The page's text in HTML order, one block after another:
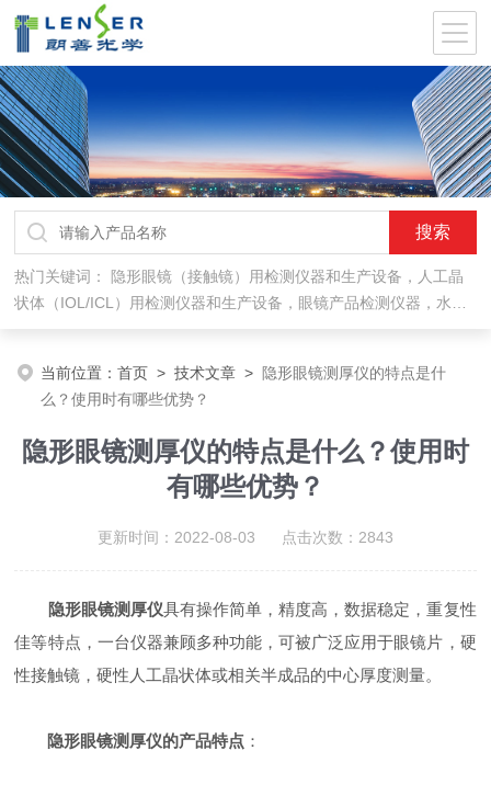
热门关键词： 隐形眼镜（接触镜）用检测仪器和生产设备，人工晶
状体（IOL/ICL）用检测仪器和生产设备，眼镜产品检测仪器，水气
当前位置：首页 >技术文章 > 隐形眼镜测厚仪的特点是什
么？使用时有哪些优势？
隐形眼镜测厚仪的特点是什么？使用时
有哪些优势？
更新时间：2022-08-03 点击次数：2843
隐形眼镜测厚仪具有操作简单，精度高，数据稳定，重复性
佳等特点，一台仪器兼顾多种功能，可被广泛应用于眼镜片，硬
性接触镜，硬性人工晶状体或相关半成品的中心厚度测量。
隐形眼镜测厚仪的产品特点 ：